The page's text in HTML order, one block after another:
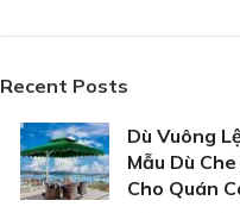
Recent Posts
Dù Vuông
Mẫu Dù
Cho Quán